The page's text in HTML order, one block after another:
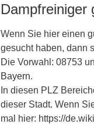
Dampfreiniger
Wenn Sie hier einen
gesucht haben, dann
Die Vorwahl: 08753
Bayern.
In diesen PLZ
dieser Stadt. Wenn
mal hier: https://